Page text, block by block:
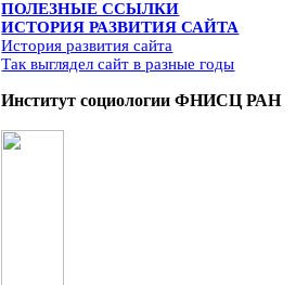
ПОЛЕЗНЫЕ ССЫЛКИ
ИСТОРИЯ РАЗВИТИЯ САЙТА
История развития сайта
Так выглядел сайт в разные годы
Институт социологии ФНИСЦ РАН